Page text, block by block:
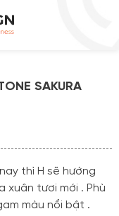
SAKURA
thì H sẽ hướng
xuân tươi mới . Phù
màu nổi bật .